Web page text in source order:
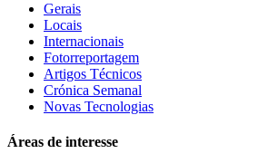
Gerais
Locais
Internacionais
Fotorreportagem
Artigos Técnicos
Crónica Semanal
Novas Tecnologias
Áreas de interesse